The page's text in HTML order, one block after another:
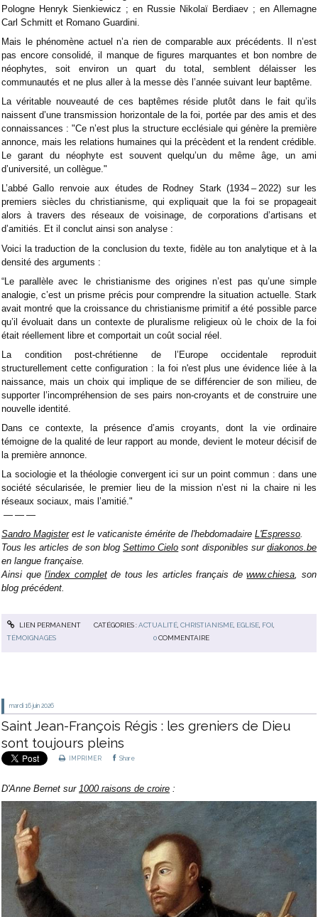
Pologne Henryk Sienkiewicz ; en Russie Nikolaï Berdiaev ; en Allemagne
Carl Schmitt et Romano Guardini.
Mais le phénomène actuel n’a rien de comparable aux précédents. Il n’est
pas encore consolidé, il manque de figures marquantes et bon nombre de
néophytes, soit environ un quart du total, semblent délaisser les
communautés et ne plus aller à la messe dès l’année suivant leur baptême.
La véritable nouveauté de ces baptêmes réside plutôt dans le fait qu’ils
naissent d’une transmission horizontale de la foi, portée par des amis et des
connaissances : "Ce n’est plus la structure ecclésiale qui génère la première
annonce, mais les relations humaines qui la précèdent et la rendent crédible.
Le garant du néophyte est souvent quelqu’un du même âge, un ami
d’université, un collègue."
L’abbé Gallo renvoie aux études de Rodney Stark (1934 – 2022) sur les
premiers siècles du christianisme, qui expliquait que la foi se propageait
alors à travers des réseaux de voisinage, de corporations d’artisans et
d’amitiés. Et il conclut ainsi son analyse :
Voici la traduction de la conclusion du texte, fidèle au ton analytique et à la
densité des arguments :
“Le parallèle avec le christianisme des origines n’est pas qu’une simple
analogie, c’est un prisme précis pour comprendre la situation actuelle. Stark
avait montré que la croissance du christianisme primitif a été possible parce
qu’il évoluait dans un contexte de pluralisme religieux où le choix de la foi
était réellement libre et comportait un coût social réel.
La condition post-chrétienne de l’Europe occidentale reproduit
structurellement cette configuration : la foi n'est plus une évidence liée à la
naissance, mais un choix qui implique de se différencier de son milieu, de
supporter l’incompréhension de ses pairs non-croyants et de construire une
nouvelle identité.
Dans ce contexte, la présence d’amis croyants, dont la vie ordinaire
témoigne de la qualité de leur rapport au monde, devient le moteur décisif de
la première annonce.
La sociologie et la théologie convergent ici sur un point commun : dans une
société sécularisée, le premier lieu de la mission n’est ni la chaire ni les
réseaux sociaux, mais l’amitié."
— — —
Sandro Magisterest le vaticaniste émérite de l'hebdomadaire L'Espresso.
Tous les articles de son blogSettimo Cielo sont disponibles surdiakonos.be
en langue française.
Ainsi quel'index completde tous les articles français dewww.chiesa, son
blog précédent.
LIEN PERMANENT CATÉGORIES :ACTUALITÉ, CHRISTIANISME, EGLISE, FOI
TÉMOIGNAGES
0 COMMENTAIRE
mardi 16 juin 2026
Saint Jean-François Régis : les greniers de Dieu
sont toujours pleins
IMPRIMER Share
D'Anne Bernet sur 1000 raisons de croire :